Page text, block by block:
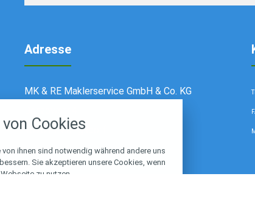
Adresse
MK & RE Maklerservice GmbH & Co. KG
16761 Hennigsdorf
Cookies
ihnen sind notwendig während andere uns
Sie akzeptieren unsere Cookies, wenn
zu nutzen.
akzeptieren oder zu blockieren.
Notwendig